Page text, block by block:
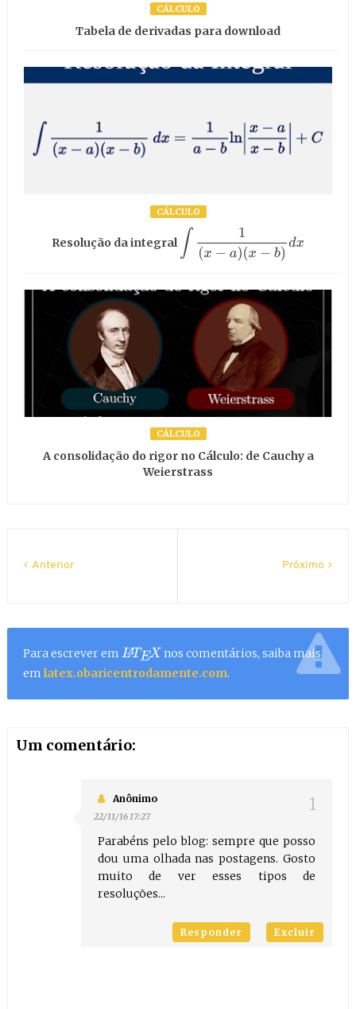
CÁLCULO
Tabela de derivadas para download
CÁLCULO
Resolução da integral
1(x )d
CÁLCULO
A consolidação do rigor no Cálculo: de Cauchy a
Weierstrass
Próximo
Anterior
Para escrever em LATEX nos comentários, saiba mais
em latex.obaricentrodamente.com.
Um comentário:
Anônimo
22/11/16 17:27
Parabéns pelo blog: sempre que posso
dou uma olhada nas postagens. Gosto
muito de ver esses tipos de
resoluções...
Responder Excluir